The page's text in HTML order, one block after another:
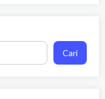
Cari